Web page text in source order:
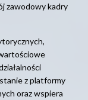
zawodowy kadry
z platformy
oraz wspiera